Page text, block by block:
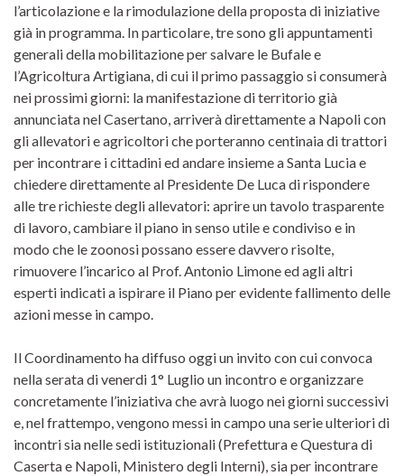
l’articolazione e la rimodulazione della proposta di iniziative
già in programma. In particolare, tre sono gli appuntamenti
generali della mobilitazione per salvare le Bufale e
l’Agricoltura Artigiana, di cui il primo passaggio si consumerà
nei prossimi giorni: la manifestazione di territorio già
annunciata nel Casertano, arriverà direttamente a Napoli con
gli allevatori e agricoltori che porteranno centinaia di trattori
per incontrare i cittadini ed andare insieme a Santa Lucia e
chiedere direttamente al Presidente De Luca di rispondere
alle tre richieste degli allevatori: aprire un tavolo trasparente
di lavoro, cambiare il piano in senso utile e condiviso e in
modo che le zoonosi possano essere davvero risolte,
rimuovere l’incarico al Prof. Antonio Limone ed agli altri
esperti indicati a ispirare il Piano per evidente fallimento delle
azioni messe in campo.
Il Coordinamento ha diffuso oggi un invito con cui convoca
nella serata di venerdi 1° Luglio un incontro e organizzare
concretamente l’iniziativa che avrà luogo nei giorni successivi
e, nel frattempo, vengono messi in campo una serie ulteriori di
incontri sia nelle sedi istituzionali (Prefettura e Questura di
Caserta e Napoli, Ministero degli Interni), sia per incontrare